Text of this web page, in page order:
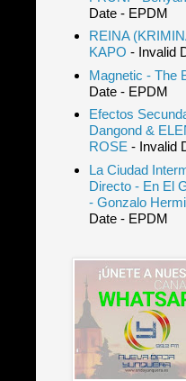
Date- EPDM
REINA
KAPO - Invalid
Magnetic - The
Date- EPDM
Efectos
Dangond &
ROSE - Invalid
La Ciudad
Directo - En El
- Gonzalo
Date- EPDM